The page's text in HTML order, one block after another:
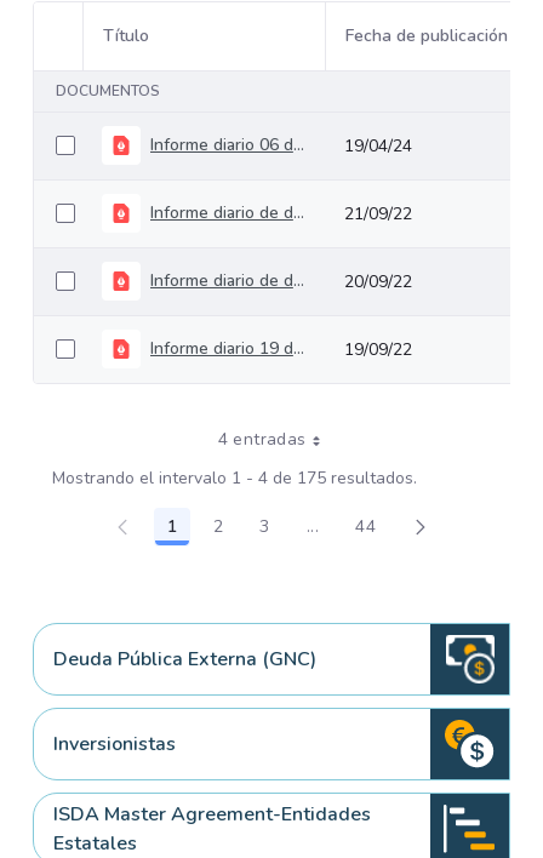
Selección del elemento
Título Fecha de publicación
DOCUMENTOS
Informe diario 06 de septiembre de 2022 19/04/24
Informe diario de deuda pública del 21 de septiembre de 2022 21/09/22
Informe diario de deuda pública del 20 de septiembre de 2022 20/09/22
Informe diario 19 de septiembre de 2022 19/09/22
4 entradas
Mostrando el intervalo 1 - 4 de 175 resultados.
Página
1 Página
2 Página
3 ...Páginas intermedias Use
Página
44
Deuda Pública Externa (GNC)
Inversionistas
ISDA Master Agreement-Entidades
Estatales